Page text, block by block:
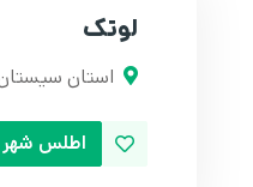
لوتک
استان
اطلس شهر